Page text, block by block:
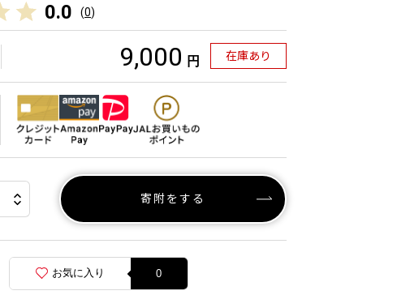
0.0 (0)
9,000 円 在庫あり
寄附をする
お気に入り 0